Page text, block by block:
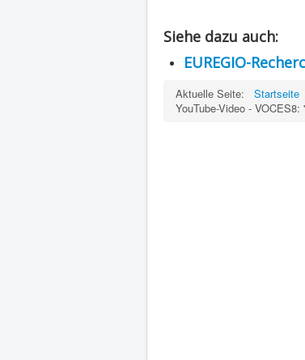
Siehe dazu auch:
EUREGIO-
Aktuelle Seite: Startseite
YouTube-Video -